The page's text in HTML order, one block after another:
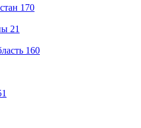
170
21
160